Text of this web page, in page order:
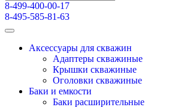
8-499-400-00-17
8-495-585-81-63
Аксессуары для скважин
Адаптеры скважиные
Крышки скважиные
Оголовки скважиные
Баки и емкости
Баки расширительные